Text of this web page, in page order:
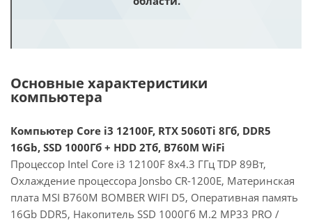
Основные характеристики
компьютера
Компьютер Core i3 12100F, RTX 5060Ti 8Гб, DDR5
16Gb, SSD 1000Гб + HDD 2Тб, B760M WiFi
Процессор Intel Core i3 12100F 8x4.3 ГГц TDP 89Вт,
Охлаждение процессора Jonsbo CR-1200E, Материнская
плата MSI B760M BOMBER WIFI D5, Оперативная память
16Gb DDR5, Накопитель SSD 1000Гб M.2 MP33 PRO /